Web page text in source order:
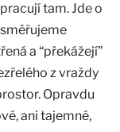
tam. Jde o
a “překážejí”
z vraždy
Opravdu
ani tajemné,